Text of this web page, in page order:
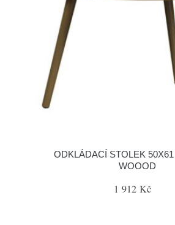
ODKLÁDACÍ STOLEK
WOOOD
1 912 Kč